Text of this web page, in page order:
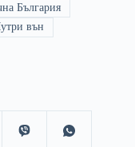
България
вън